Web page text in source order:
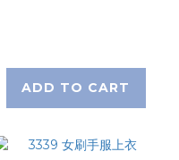
ADD TO CART